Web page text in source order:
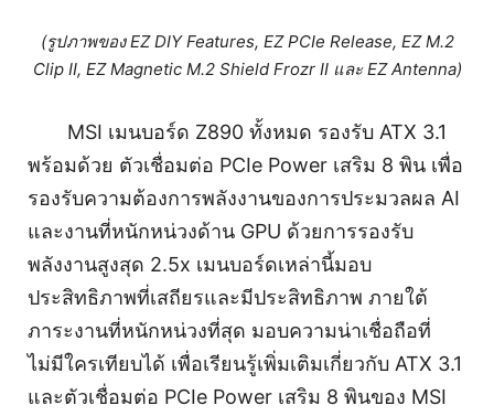
(รูปภาพของ EZ DIY Features, EZ PCIe Release, EZ M.2
Clip II, EZ Magnetic M.2 Shield Frozr II และ EZ Antenna)
MSI เมนบอร์ด Z890 ทั้งหมด รองรับ ATX 3.1
พร้อมด้วย ตัวเชื่อมต่อ PCIe Power เสริม 8 พิน เพื่อ
รองรับความต้องการพลังงานของการประมวลผล AI
และงานที่หนักหน่วงด้าน GPU ด้วยการรองรับ
พลังงานสูงสุด 2.5x เมนบอร์ดเหล่านี้มอบ
ประสิทธิภาพที่เสถียรและมีประสิทธิภาพ ภายใต้
ภาระงานที่หนักหน่วงที่สุด มอบความน่าเชื่อถือที่
ไม่มีใครเทียบได้ เพื่อเรียนรู้เพิ่มเติมเกี่ยวกับ ATX 3.1
และตัวเชื่อมต่อ PCIe Power เสริม 8 พินของ MSI